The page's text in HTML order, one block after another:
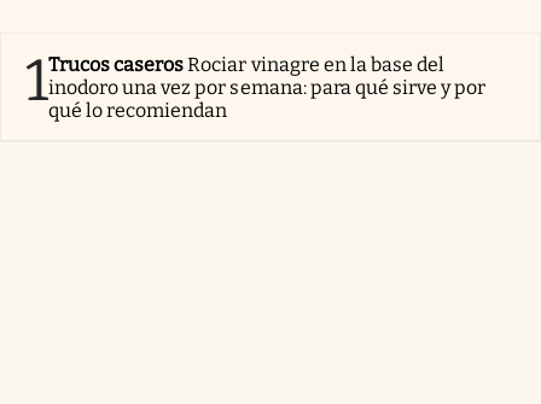
1Trucos caserosRociar vinagre en la base del
inodoro una vez por semana: para qué sirve y por
qué lo recomiendan